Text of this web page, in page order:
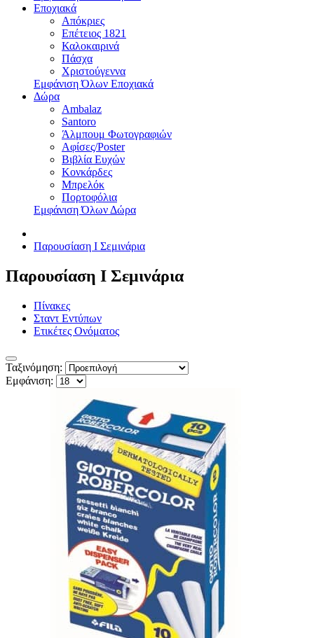
Εποχιακά
Απόκριες
Επέτειος 1821
Καλοκαιρινά
Πάσχα
Χριστούγεννα
Εμφάνιση Όλων Εποχιακά
Δώρα
Ambalaz
Santoro
Άλμπουμ Φωτογραφιών
Αφίσες/Poster
Βιβλία Ευχών
Κονκάρδες
Μπρελόκ
Πορτοφόλια
Εμφάνιση Όλων Δώρα
Παρουσίαση I Σεμινάρια
Παρουσίαση I Σεμινάρια
Πίνακες
Σταντ Εντύπων
Ετικέτες Ονόματος
Ταξινόμηση:
Εμφάνιση: